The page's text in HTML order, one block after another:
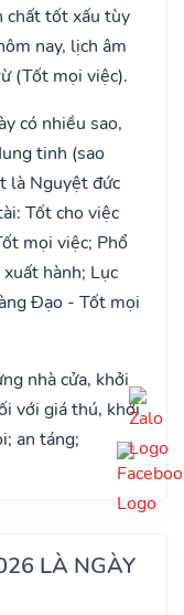
chất tốt xấu tùy
nay, lịch âm
(Tốt mọi việc).
có nhiều sao,
tinh (sao
là Nguyệt đức
Tốt cho việc
mọi việc; Phổ
hành; Lục
Đạo - Tốt mọi
nhà cửa, khởi
với giá thú, khởi
an táng;
LÀ NGÀY